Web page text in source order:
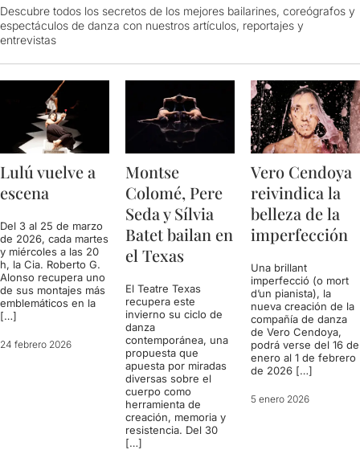
Descubre todos los secretos de los mejores bailarines, coreógrafos y
espectáculos de danza con nuestros artículos, reportajes y
entrevistas
Lulú vuelve a
escena
Del 3 al 25 de marzo
de 2026, cada martes
y miércoles a las 20
h, la Cia. Roberto G.
Alonso recupera uno
de sus montajes más
emblemáticos en la
[…]
24 febrero 2026
Montse
Colomé, Pere
Seda y Sílvia
Batet bailan en
el Texas
El Teatre Texas
recupera este
invierno su ciclo de
danza
contemporánea, una
propuesta que
apuesta por miradas
diversas sobre el
cuerpo como
herramienta de
creación, memoria y
resistencia. Del 30
[…]
Vero Cendoya
reivindica la
belleza de la
imperfección
Una brillant
imperfecció (o mort
d’un pianista), la
nueva creación de la
compañía de danza
de Vero Cendoya,
podrá verse del 16 de
enero al 1 de febrero
de 2026 […]
5 enero 2026